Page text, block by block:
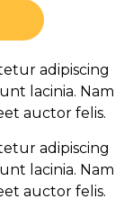
adipiscing
lacinia. Nam
auctor felis.
adipiscing
lacinia. Nam
auctor felis.